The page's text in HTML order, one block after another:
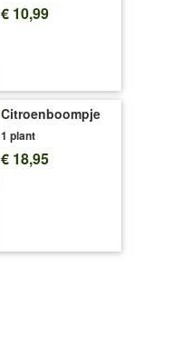
€ 10,99
Citroenboompje
1 plant
€ 18,95